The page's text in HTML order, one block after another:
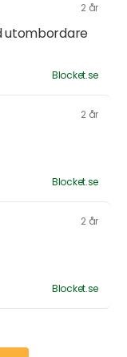
2 år
utombordare
Blocket.se
2 år
Blocket.se
2 år
Blocket.se